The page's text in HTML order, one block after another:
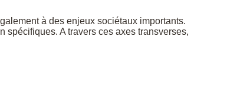
à des enjeux sociétaux importants.
spécifiques. A travers ces axes transverses,